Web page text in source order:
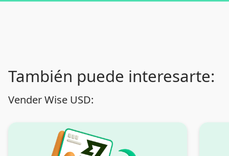
También puede interesarte:
Vender Wise USD: